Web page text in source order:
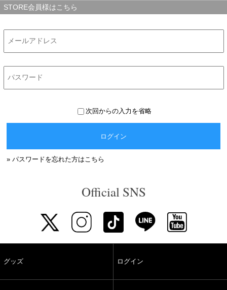
STORE会員様はこちら
次回からの入力を省略
ログイン
» パスワードを忘れた方はこちら
Official SNS
グッズ ログイン